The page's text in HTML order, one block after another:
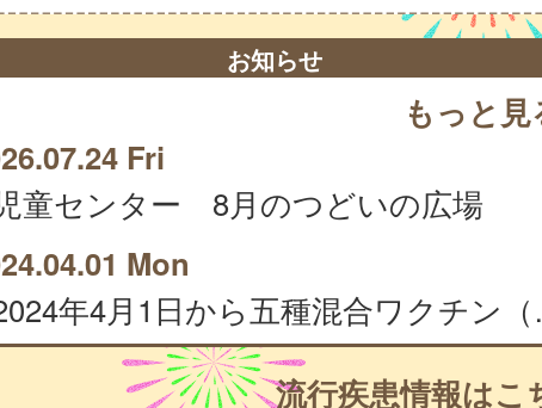
お知らせ
もっと
Fri
童センター 8月のつどいの広場
Mon
2024年4月1
流行疾患情報は